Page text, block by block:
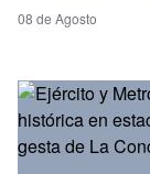
08 de Agosto